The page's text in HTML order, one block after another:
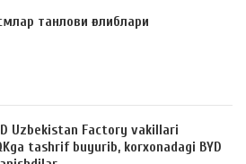
танлови ғолиблари
Uzbekistan Factory vakillari
tashrif buyurib, korxonadagi BYD